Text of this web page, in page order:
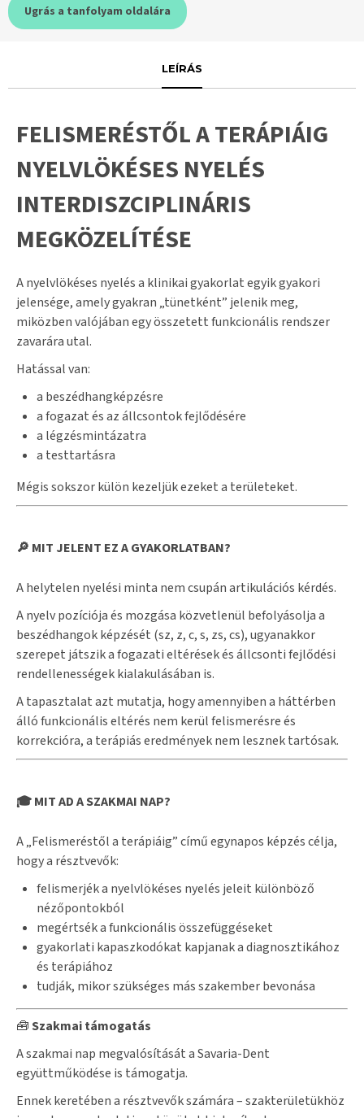
Ugrás a tanfolyam oldalára
LEÍRÁS
FELISMERÉSTŐL A TERÁPIÁIG
NYELVLÖKÉSES NYELÉS
INTERDISZCIPLINÁRIS
MEGKÖZELÍTÉSE
A nyelvlökéses nyelés a klinikai gyakorlat egyik gyakori
jelensége, amely gyakran „tünetként” jelenik meg,
miközben valójában egy összetett funkcionális rendszer
zavarára utal.
Hatással van:
a beszédhangképzésre
a fogazat és az állcsontok fejlődésére
a légzésmintázatra
a testtartásra
Mégis sokszor külön kezeljük ezeket a területeket.
🔎 MIT JELENT EZ A GYAKORLATBAN?
A helytelen nyelési minta nem csupán artikulációs kérdés.
A nyelv pozíciója és mozgása közvetlenül befolyásolja a
beszédhangok képzését (sz, z, c, s, zs, cs), ugyanakkor
szerepet játszik a fogazati eltérések és állcsonti fejlődési
rendellenességek kialakulásában is.
A tapasztalat azt mutatja, hogy amennyiben a háttérben
álló funkcionális eltérés nem kerül felismerésre és
korrekcióra, a terápiás eredmények nem lesznek tartósak.
🎓 MIT AD A SZAKMAI NAP?
A „Felismeréstől a terápiáig” című egynapos képzés célja,
hogy a résztvevők:
felismerjék a nyelvlökéses nyelés jeleit különböző
nézőpontokból
megértsék a funkcionális összefüggéseket
gyakorlati kapaszkodókat kapjanak a diagnosztikához
és terápiához
tudják, mikor szükséges más szakember bevonása
🧰Szakmai támogatás
A szakmai nap megvalósítását a Savaria-Dent
együttműködése is támogatja.
Ennek keretében a résztvevők számára – szakterületükhöz